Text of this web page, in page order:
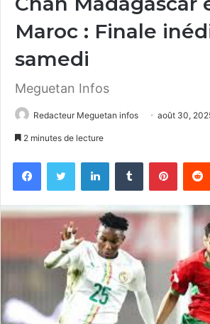
Maroc : Finale
samedi
Meguetan Infos
Redacteur Meguetan infos août 30,
2 minutes de lecture